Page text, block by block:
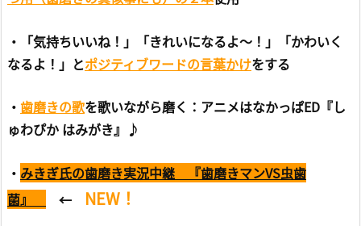
・「気持ちいいね！」「きれいになるよ～！」「かわいく
なるよ！」とポジティブワードの言葉かけをする
・ 歯磨きの歌を歌いながら磨く：アニメはなかっぱED『し
ゅわぴか はみがき』♪
・ みきぎ氏の歯磨き実況中継 『歯磨きマンVS虫歯
菌』
← NEW！